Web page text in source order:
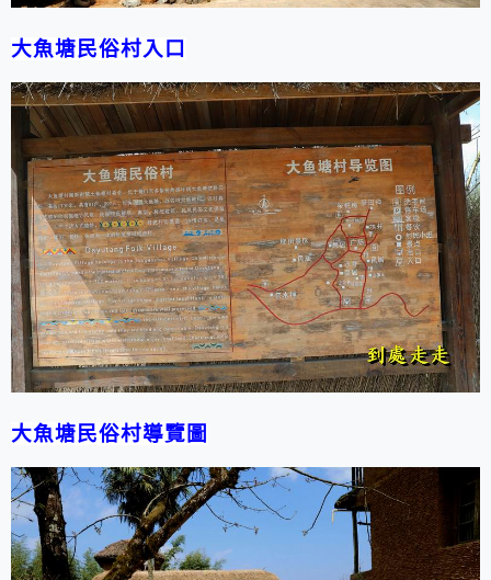
大魚塘民俗村入口
大魚塘民俗村導覽圖